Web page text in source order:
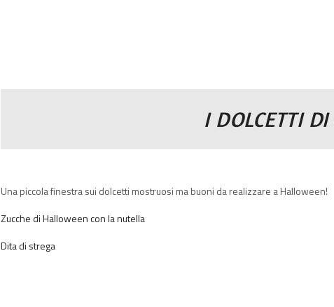
I DOLCETTI
Una piccola finestra sui dolcetti mostruosi ma buoni da realizzare a Halloween!
Zucche di Halloween con la nutella
Dita di strega